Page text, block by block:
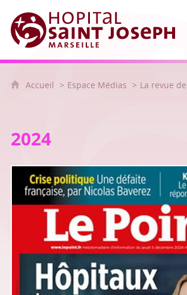
Hôpital Saint
Accueil Espace Médias La revue
2024